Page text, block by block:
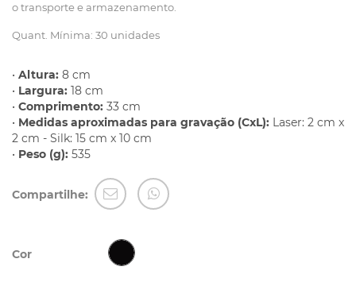
o transporte e armazenamento.
Quant. Mínima: 30 unidades
• Altura: 8 cm
• Largura: 18 cm
• Comprimento: 33 cm
• Medidas aproximadas para gravação (CxL): Laser: 2 cm x
2 cm - Silk: 15 cm x 10 cm
• Peso (g): 535
Compartilhe:
Cor